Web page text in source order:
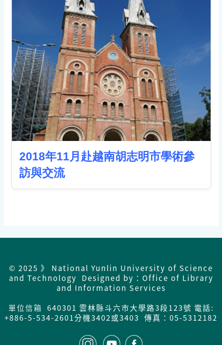
2018年11月赴越南胡志明市學術參
訪與交流
© 2025 》 National Yunlin University of Science
and Technology Designed by：Office of Library
and Information Services
單位信箱 640301 雲林縣斗六市大學路3段123號 電話:
+886-5-534-2601分機3402或3403 傳真：05-5312182